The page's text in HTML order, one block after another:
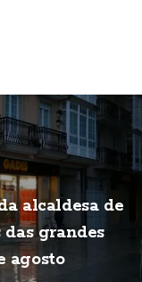
alcaldesa de
grandes
agosto